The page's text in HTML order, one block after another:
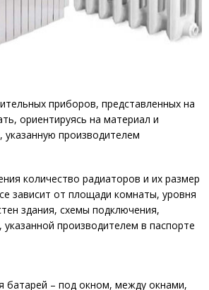
приборов, представленных на
ориентируясь на материал и
производителем
количество радиаторов и их размер
зависит от площади комнаты, уровня
здания, схемы подключения,
производителем в паспорте
батарей – под окном, между окнами,